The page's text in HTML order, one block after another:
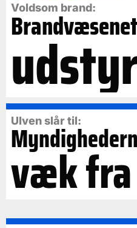
Voldsom brand:
Ulven slår til:
væk